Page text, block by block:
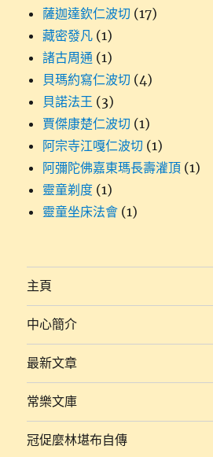
薩迦達欽仁波切 (17)
藏密發凡 (1)
諸古周通 (1)
貝瑪約寫仁波切 (4)
貝諾法王 (3)
賈傑康楚仁波切 (1)
阿宗寺江嘎仁波切 (1)
阿彌陀佛嘉東瑪長壽灌頂 (1)
靈童剃度 (1)
靈童坐床法會 (1)
主頁
中心簡介
最新文章
常樂文庫
冠促麼林堪布自傳